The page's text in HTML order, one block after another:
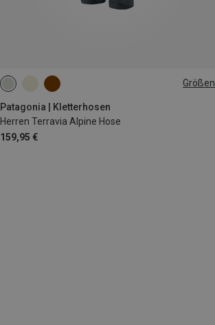
Größen
Patagonia | Kletterhosen
Herren Terravia Alpine Hose
159,95 €